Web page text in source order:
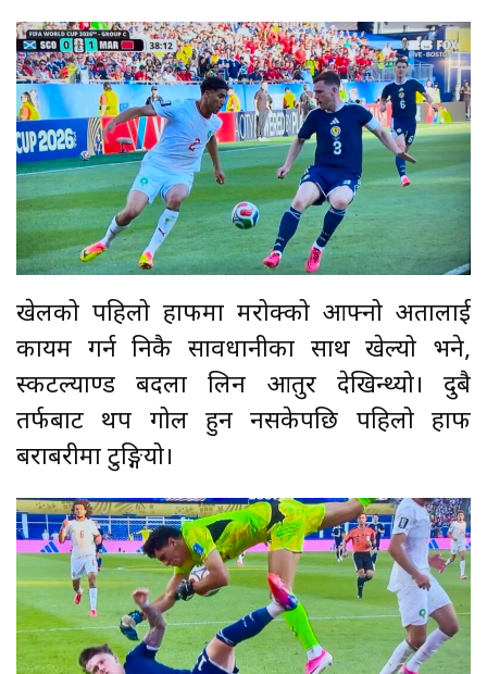
खेलको पहिलो हाफमा मरोक्को आफ्नो अग्रतालाई
कायम गर्न निकै सावधानीका साथ खेल्यो भने,
स्कटल्याण्ड बदला लिन आतुर देखिन्थ्यो। दुबै
तर्फबाट थप गोल हुन नसकेपछि पहिलो हाफ
बराबरीमा टुङ्गियो।